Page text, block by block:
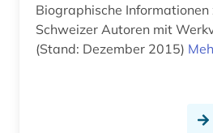
Biographische Informationen
Schweizer Autoren mit
(Stand: Dezember 2015)